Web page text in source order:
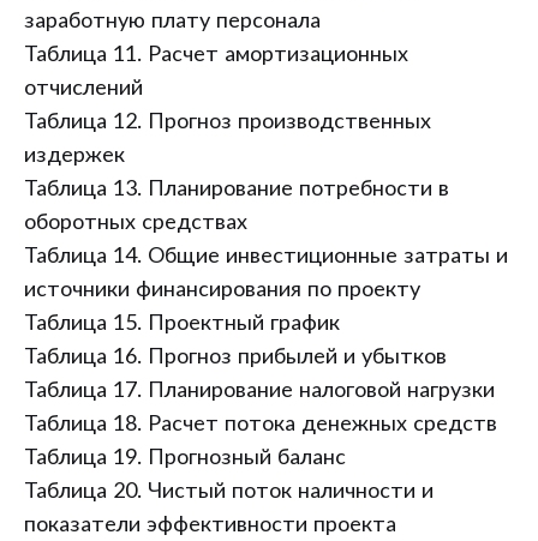
заработную плату персонала
Таблица 11. Расчет амортизационных
отчислений
Таблица 12. Прогноз производственных
издержек
Таблица 13. Планирование потребности в
оборотных средствах
Таблица 14. Общие инвестиционные затраты и
источники финансирования по проекту
Таблица 15. Проектный график
Таблица 16. Прогноз прибылей и убытков
Таблица 17. Планирование налоговой нагрузки
Таблица 18. Расчет потока денежных средств
Таблица 19. Прогнозный баланс
Таблица 20. Чистый поток наличности и
показатели эффективности проекта